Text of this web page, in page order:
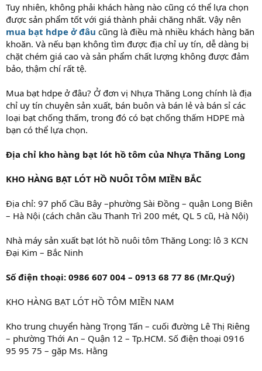
Tuy nhiên, không phải khách hàng nào cũng có thể lựa chọn
được sản phẩm tốt với giá thành phải chăng nhất. Vậy nên
mua bạt hdpe ở đâu cũng là điều mà nhiều khách hàng băn
khoăn. Và nếu bạn không tìm được địa chỉ uy tín, dễ dàng bị
chặt chém giá cao và sản phẩm chất lượng không được đảm
bảo, thậm chí rất tệ.
Mua bạt hdpe ở đâu? Ở đơn vị Nhựa Thăng Long chính là địa
chỉ uy tín chuyên sản xuất, bán buôn và bán lẻ và bán sỉ các
loại bạt chống thấm, trong đó có bạt chống thấm HDPE mà
bạn có thể lựa chọn.
Địa chỉ kho hàng bạt lót hồ tôm của Nhựa Thăng Long
KHO HÀNG BẠT LÓT HỒ NUÔI TÔM MIỀN BẮC
Địa chỉ: 97 phố Cầu Bây –phường Sài Đồng – quận Long Biên
– Hà Nội (cách chân cầu Thanh Trì 200 mét, QL 5 cũ, Hà Nội)
Nhà máy sản xuất bạt lót hồ nuôi tôm Thăng Long: lô 3 KCN
Đại Kim – Bắc Ninh
Số điện thoại: 0986 607 004 – 0913 68 77 86 (Mr.Quý)
KHO HÀNG BẠT LÓT HỒ TÔM MIỀN NAM
Kho trung chuyển hàng Trọng Tấn – cuối đường Lê Thị Riêng
– phường Thới An – Quận 12 – Tp.HCM. Số điện thoại 0916
95 95 75 – gặp Ms. Hằng